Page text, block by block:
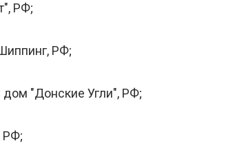
РФ;
РФ;
дом "Донские Угли", РФ;
РФ;